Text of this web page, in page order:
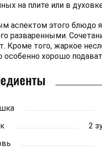
на плите или в
аспектом этого блюдо
разваренными.
Кроме того, жаркое
особенно хорошо
2